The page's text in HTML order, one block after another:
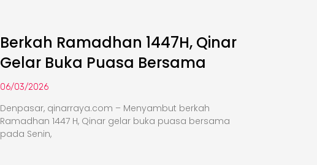
Berkah Ramadhan 1447H, Qinar
Gelar Buka Puasa Bersama
06/03/2026
Denpasar, qinarraya.com – Menyambut berkah
Ramadhan 1447 H, Qinar gelar buka puasa bersama
pada Senin,